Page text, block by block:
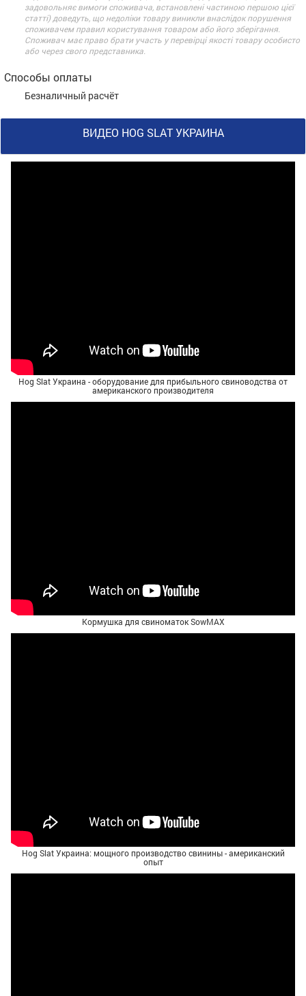
задовольняє вимоги споживача, встановлені частиною першою цієї
статті) доведуть, що недоліки товару виникли внаслідок порушення
споживачем правил користування товаром або його зберігання.
Споживач має право брати участь у перевірці якості товару особисто
або через свого представника.
Способы оплаты
Безналичный расчёт
ВИДЕО HOG SLAT УКРАИНА
Hog Slat Украина - оборудование для прибыльного свиноводства от
американского производителя
Кормушка для свиноматок SowMAX
Hog Slat Украина: мощного производство свинины - американский
опыт